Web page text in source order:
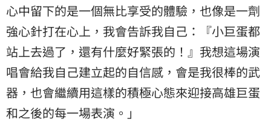
心中留下的是一個無比享受的體驗，也像是一劑
強心針打在心上，我會告訴我自己：『小巨蛋都
站上去過了，還有什麼好緊張的！』我想這場演
唱會給我自己建立起的自信感，會是我很棒的武
器，也會繼續用這樣的積極心態來迎接高雄巨蛋
和之後的每一場表演。」